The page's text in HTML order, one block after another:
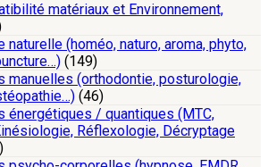
matériaux et Environnement,
(homéo, naturo, aroma, phyto,
(149)
manuelles (orthodontie, posturologie,
(46)
énergétiques / quantiques (MTC,
Réflexologie, Décryptage